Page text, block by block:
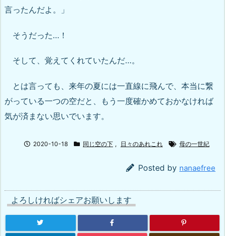
言ったんだよ。」
そうだった…！
そして、覚えてくれていたんだ…。
とは言っても、来年の夏には一直線に飛んで、本当に繋
がっている一つの空だと、もう一度確かめておかなければ
気が済まない思いでいます。
2020-10-18 同じ空の下 , 日々のあれこれ 母の一世紀
Posted by nanaefree
よろしければシェアお願いします